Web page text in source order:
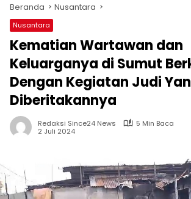
Beranda Nusantara
Nusantara
Kematian Wartawan dan
Keluarganya di Sumut
Dengan Kegiatan Judi
Diberitakannya
Redaksi Since24 News
5 Min Baca
2 Juli 2024